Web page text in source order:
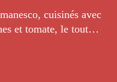
cuisinés avec
et tomate, le tout